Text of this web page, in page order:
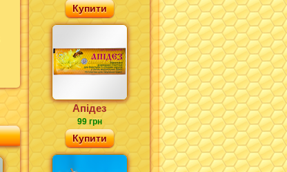
Купити
Апідез
99 грн
Купити